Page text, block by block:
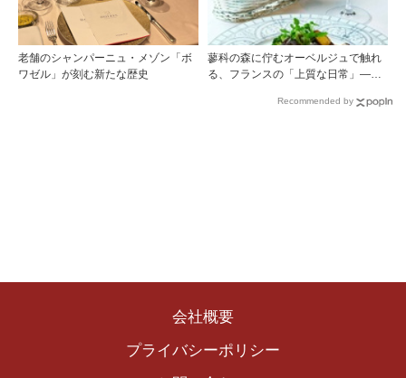
老舗のシャンパーニュ・メゾン「ボ
ワゼル」が刻む新たな歴史
蓼科の森に佇むオーベルジュで触れ
る、フランスの「上質な日常」――
Recommended by
会社概要
プライバシーポリシー